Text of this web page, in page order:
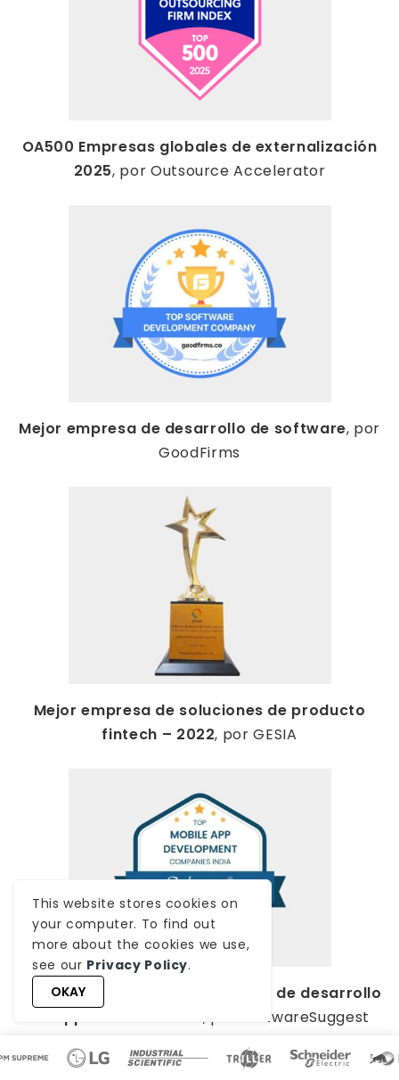
OA500 Empresas globales de externalización
2025, por Outsource Accelerator
Mejor empresa de desarrollo de software, por
GoodFirms
Mejor empresa de soluciones de producto
fintech – 2022, por GESIA
Premiada como –
Mejor empresa de desarrollo
de apps en India 2020 , por SoftwareSuggest
This website stores cookies on
your computer. To find out
more about the cookies we use,
see our Privacy Policy.
OKAY